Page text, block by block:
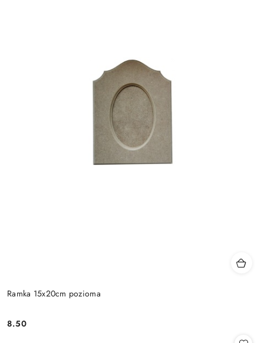
Ramka 15x20cm pozioma
Cena:
8.50